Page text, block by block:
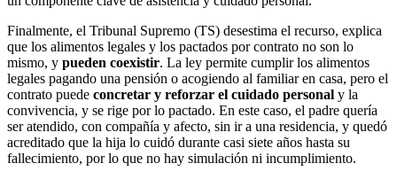
Finalmente, el Tribunal Supremo (TS) desestima el recurso, explica
que los alimentos legales y los pactados por contrato no son lo
mismo, y pueden coexistir. La ley permite cumplir los alimentos
legales pagando una pensión o acogiendo al familiar en casa, pero el
contrato puede concretar y reforzar el cuidado personal y la
convivencia, y se rige por lo pactado. En este caso, el padre quería
ser atendido, con compañía y afecto, sin ir a una residencia, y quedó
acreditado que la hija lo cuidó durante casi siete años hasta su
fallecimiento, por lo que no hay simulación ni incumplimiento.